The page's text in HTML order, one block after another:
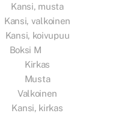
Kansi, musta
Kansi, valkoinen
Kansi, koivupuu
Boksi M
Kirkas
Musta
Valkoinen
Kansi, kirkas